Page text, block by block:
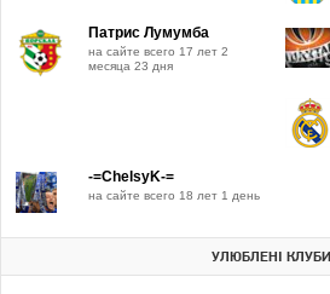
Патрис Лумумба
на сайте всего 17 лет 2
месяца 23 дня
-=ChelsyK-=
на сайте всего 18 лет 1 день
УЛЮБЛЕНІ КЛУБИ